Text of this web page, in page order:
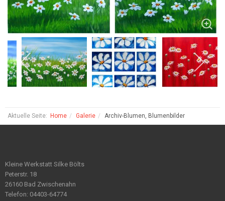
Aktuelle Seite: Home Galerie Archiv-Blumen, Blumenbilder
Kleine Werkstatt Silke Bölts
Peterstr. 18
26160 Bad Zwischenahn
Telefon: 04403-64774